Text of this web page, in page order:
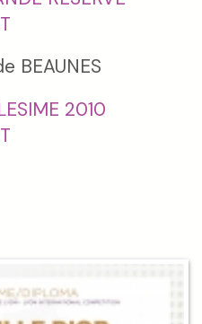
BEAUNES
2010